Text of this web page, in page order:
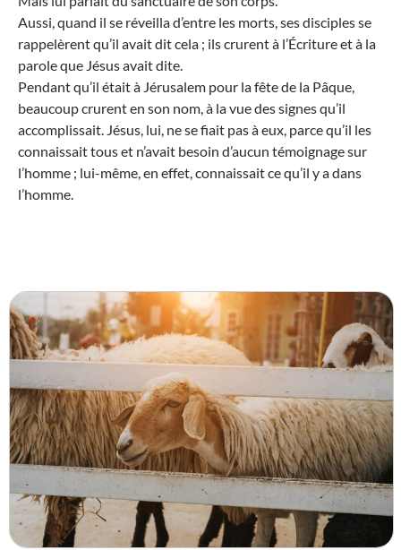
Aussi, quand il se réveilla d’entre les morts, ses disciples se
rappelèrent qu’il avait dit cela ; ils crurent à l’Écriture et à la
parole que Jésus avait dite.
Pendant qu’il était à Jérusalem pour la fête de la Pâque,
beaucoup crurent en son nom, à la vue des signes qu’il
accomplissait. Jésus, lui, ne se fiait pas à eux, parce qu’il les
connaissait tous et n’avait besoin d’aucun témoignage sur
l’homme ; lui-même, en effet, connaissait ce qu’il y a dans
l’homme.